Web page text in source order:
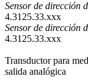
Sensor de dirección
4.3125.33.xxx
Sensor de dirección
4.3125.33.xxx
Transductor para
salida analógica